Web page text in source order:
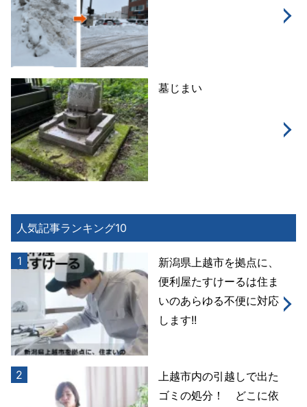
墓じまい
人気記事ランキング10
1
新潟県上越市を拠点に、
便利屋たすけーるは住ま
いのあらゆる不便に対応
します!!
2
上越市内の引越しで出た
ゴミの処分！ どこに依